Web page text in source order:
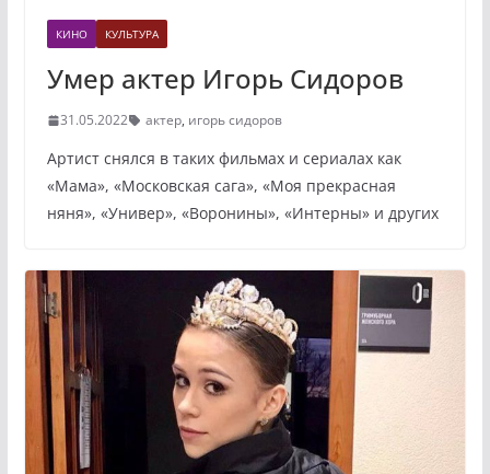
КИНО КУЛЬТУРА
Умер актер Игорь Сидоров
31.05.2022 актер, игорь сидоров
Артист снялся в таких фильмах и сериалах как
«Мама», «Московская сага», «Моя прекрасная
няня», «Универ», «Воронины», «Интерны» и других